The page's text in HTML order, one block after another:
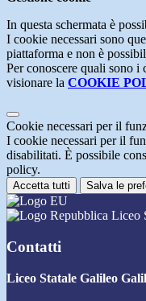
In questa schermata è
I cookie necessari sono
piattaforma e non è
Per conoscere quali sono i
visionare la COOKIE
Cookie necessari per il
I cookie necessari per il
disabilitati. È possibile
policy.
Accetta tutti Salva le
Liceo
Contatti
Liceo Statale Galileo